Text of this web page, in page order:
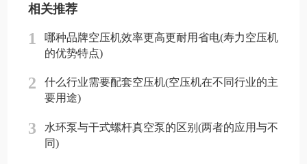
相关推荐
1
哪种品牌空压机效率更高更耐用省电(寿力空压机
的优势特点)
2
什么行业需要配套空压机(空压机在不同行业的主
要用途)
3
水环泵与干式螺杆真空泵的区别(两者的应用与不
同)